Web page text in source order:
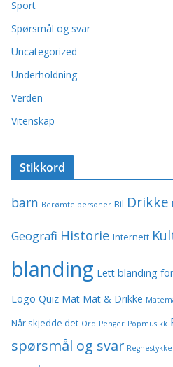
Sport
Spørsmål og svar
Uncategorized
Underholdning
Verden
Vitenskap
Stikkord
barn Berømte personer Bil Drikke
Geografi Historie Internett
blanding Lett blanding
Logo Quiz Mat Mat & Drikke
Når skjedde det Ord Penger Popmusikk
spørsmål og svar